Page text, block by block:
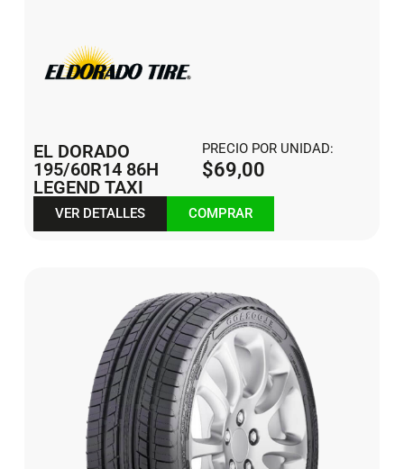
EL DORADO
195/60R14 86H
LEGEND TAXI
PRECIO POR UNIDAD:
$69,00
VER DETALLES COMPRAR